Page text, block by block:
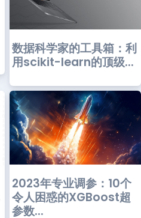
数据科学家的工具箱：利
用scikit-learn的顶级...
2023年专业调参：10个
令人困惑的XGBoost超
参数...